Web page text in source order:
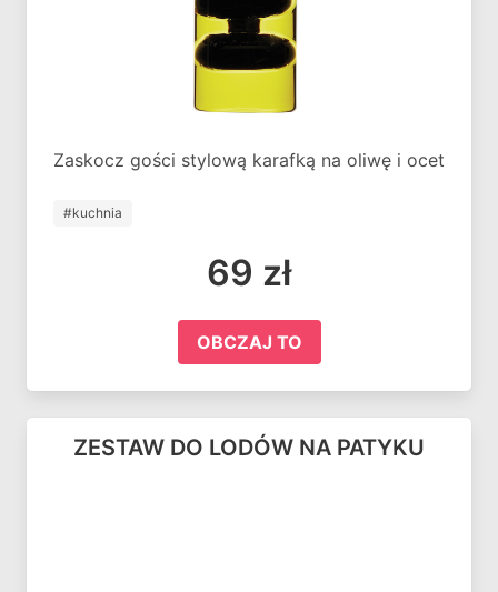
Zaskocz gości stylową karafką na oliwę i ocet
#kuchnia
69 zł
OBCZAJ TO
ZESTAW DO LODÓW NA PATYKU